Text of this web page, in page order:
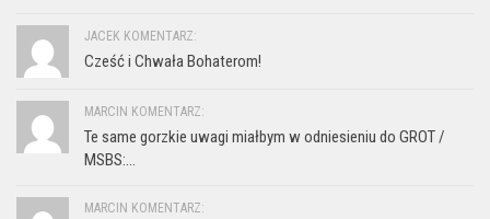
JACEK KOMENTARZ:
Cześć i Chwała Bohaterom!
MARCIN KOMENTARZ:
Te same gorzkie uwagi miałbym w odniesieniu do GROT /
MSBS:...
MARCIN KOMENTARZ: